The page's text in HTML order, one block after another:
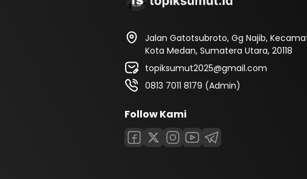
Jalan Gatotsubroto, Gg Najib,
Kota Medan, Sumatera Utara, 20118
topiksumut2025@gmail.com
0813 7011 8179 (Admin)
Follow Kami